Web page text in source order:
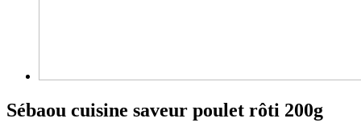
Sébaou cuisine saveur poulet rôti 200g